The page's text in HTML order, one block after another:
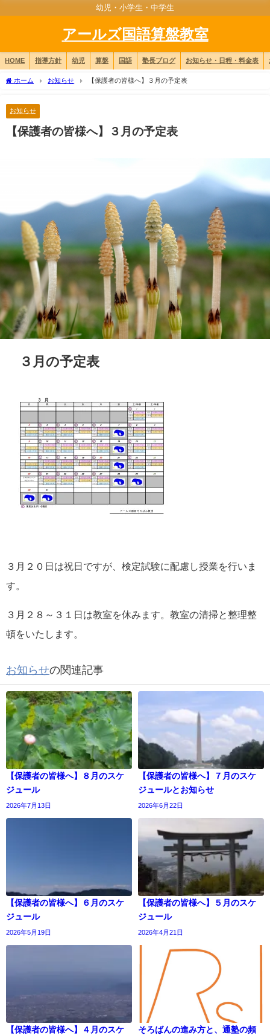
幼児・小学生・中学生
アールズ国語算盤教室
HOME 指導方針 幼児 算盤 国語 塾長ブログ お知らせ・日程・料金表
ホーム お知らせ 【保護者の皆様へ】３月の予定表
お知らせ
【保護者の皆様へ】３月の予定表
３月の予定表
３月２０日は祝日ですが、検定試験に配慮し授業を行いま
す。
３月２８～３１日は教室を休みます。教室の清掃と整理整
頓をいたします。
お知らせの関連記事
【保護者の皆様へ】８月のスケ
ジュール
2026年7月13日
【保護者の皆様へ】７月のスケ
ジュールとお知らせ
2026年6月22日
【保護者の皆様へ】６月のスケ
ジュール
2026年5月19日
【保護者の皆様へ】５月のスケ
ジュール
2026年4月21日
【保護者の皆様へ】４月のスケ
そろばんの進み方と、通塾の頻